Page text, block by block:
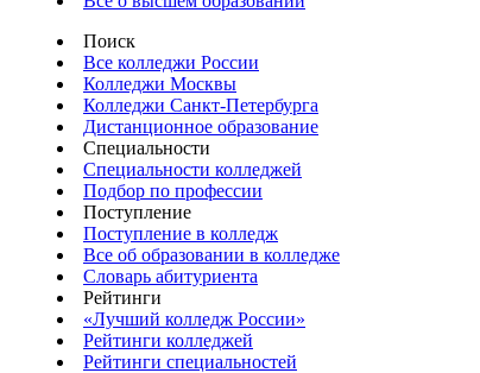
Поиск
Все колледжи России
Колледжи Москвы
Колледжи Санкт-Петербурга
Дистанционное образование
Специальности
Специальности колледжей
Подбор по профессии
Поступление
Поступление в колледж
Все об образовании в колледже
Словарь абитуриента
Рейтинги
«Лучший колледж России»
Рейтинги колледжей
Рейтинги специальностей